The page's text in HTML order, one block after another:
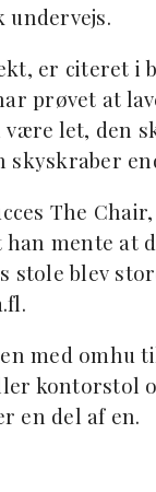
undervejs.
er citeret i
prøvet at
let, den
The
mente at
stole blev
med omhu
kontorstol
en del af en.